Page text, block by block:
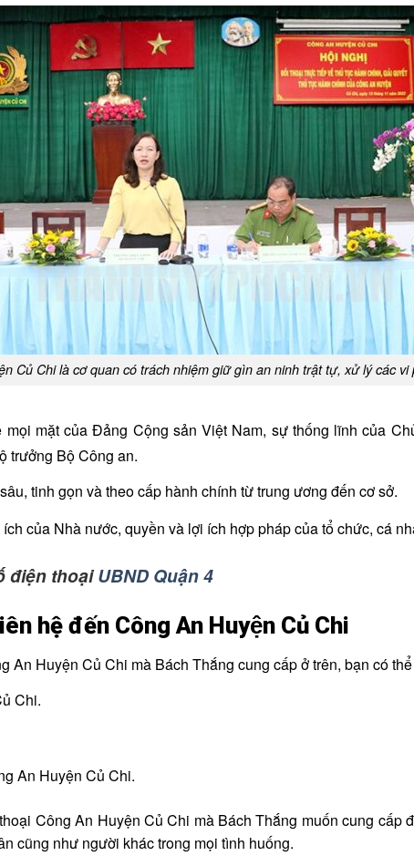
Củ Chi là cơ quan có trách nhiệm giữ gìn an ninh trật tự, xử lý các vi
mặt của Đảng Cộng sản Việt Nam, sự thống lĩnh của
trưởng Bộ Công an.
tinh gọn và theo cấp hành chính từ trung ương đến cơ sở.
của Nhà nước, quyền và lợi ích hợp pháp của tổ chức, cá
điện thoại UBND Quận 4
hệ đến Công An Huyện Củ Chi
An Huyện Củ Chi mà Bách Thắng cung cấp ở trên, bạn có
Chi.
An Huyện Củ Chi.
Công An Huyện Củ Chi mà Bách Thắng muốn cung cấp
cũng như người khác trong mọi tình huống.